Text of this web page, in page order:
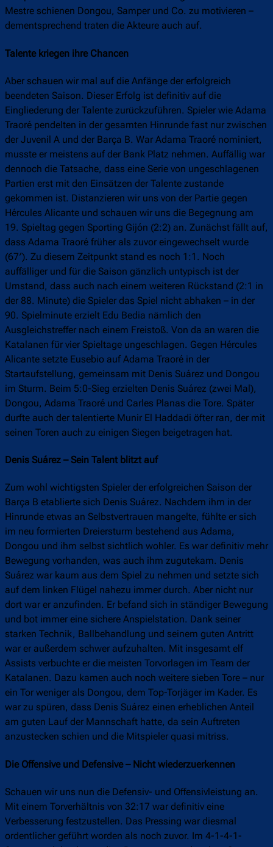
Mestre schienen Dongou, Samper und Co. zu motivieren –
dementsprechend traten die Akteure auch auf.
Talente kriegen ihre Chancen
Aber schauen wir mal auf die Anfänge der erfolgreich
beendeten Saison. Dieser Erfolg ist definitiv auf die
Eingliederung der Talente zurückzuführen. Spieler wie Adama
Traoré pendelten in der gesamten Hinrunde fast nur zwischen
der Juvenil A und der Barça B. War Adama Traoré nominiert,
musste er meistens auf der Bank Platz nehmen. Auffällig war
dennoch die Tatsache, dass eine Serie von ungeschlagenen
Partien erst mit den Einsätzen der Talente zustande
gekommen ist. Distanzieren wir uns von der Partie gegen
Hércules Alicante und schauen wir uns die Begegnung am
19. Spieltag gegen Sporting Gijón (2:2) an. Zunächst fällt auf,
dass Adama Traoré früher als zuvor eingewechselt wurde
(67′). Zu diesem Zeitpunkt stand es noch 1:1. Noch
auffälliger und für die Saison gänzlich untypisch ist der
Umstand, dass auch nach einem weiteren Rückstand (2:1 in
der 88. Minute) die Spieler das Spiel nicht abhaken – in der
90. Spielminute erzielt Edu Bedia nämlich den
Ausgleichstreffer nach einem Freistoß. Von da an waren die
Katalanen für vier Spieltage ungeschlagen. Gegen Hércules
Alicante setzte Eusebio auf Adama Traoré in der
Startaufstellung, gemeinsam mit Denis Suárez und Dongou
im Sturm. Beim 5:0-Sieg erzielten Denis Suárez (zwei Mal),
Dongou, Adama Traoré und Carles Planas die Tore. Später
durfte auch der talentierte Munir El Haddadi öfter ran, der mit
seinen Toren auch zu einigen Siegen beigetragen hat.
Denis Suárez – Sein Talent blitzt auf
Zum wohl wichtigsten Spieler der erfolgreichen Saison der
Barça B etablierte sich Denis Suárez. Nachdem ihm in der
Hinrunde etwas an Selbstvertrauen mangelte, fühlte er sich
im neu formierten Dreiersturm bestehend aus Adama,
Dongou und ihm selbst sichtlich wohler. Es war definitiv mehr
Bewegung vorhanden, was auch ihm zugutekam. Denis
Suárez war kaum aus dem Spiel zu nehmen und setzte sich
auf dem linken Flügel nahezu immer durch. Aber nicht nur
dort war er anzufinden. Er befand sich in ständiger Bewegung
und bot immer eine sichere Anspielstation. Dank seiner
starken Technik, Ballbehandlung und seinem guten Antritt
war er außerdem schwer aufzuhalten. Mit insgesamt elf
Assists verbuchte er die meisten Torvorlagen im Team der
Katalanen. Dazu kamen auch noch weitere sieben Tore – nur
ein Tor weniger als Dongou, dem Top-Torjäger im Kader. Es
war zu spüren, dass Denis Suárez einen erheblichen Anteil
am guten Lauf der Mannschaft hatte, da sein Auftreten
anzustecken schien und die Mitspieler quasi mitriss.
Die Offensive und Defensive – Nicht wiederzuerkennen
Schauen wir uns nun die Defensiv- und Offensivleistung an.
Mit einem Torverhältnis von 32:17 war definitiv eine
Verbesserung festzustellen. Das Pressing war diesmal
ordentlicher geführt worden als noch zuvor. Im 4-1-4-1-